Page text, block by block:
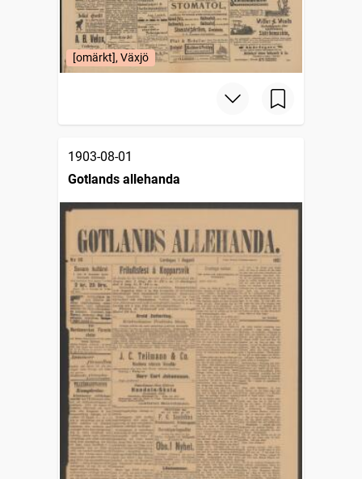
[omärkt], Växjö
1903-08-01
Gotlands allehanda